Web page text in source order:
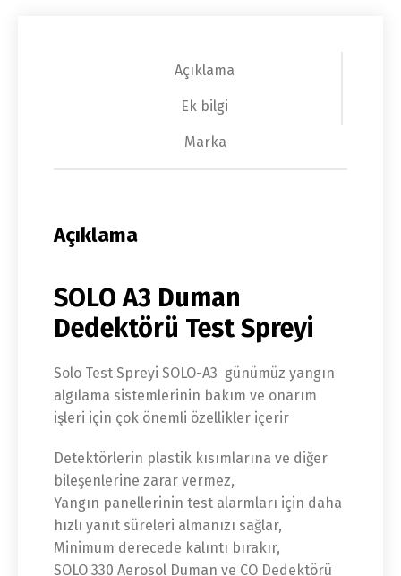
Açıklama
Ek bilgi
Marka
Açıklama
SOLO A3 Duman
Dedektörü Test Spreyi
Solo Test Spreyi SOLO-A3 günümüz yangın
algılama sistemlerinin bakım ve onarım
işleri için çok önemli özellikler içerir
Detektörlerin plastik kısımlarına ve diğer
bileşenlerine zarar vermez,
Yangın panellerinin test alarmları için daha
hızlı yanıt süreleri almanızı sağlar,
Minimum derecede kalıntı bırakır,
SOLO 330 Aerosol Duman ve CO Dedektörü